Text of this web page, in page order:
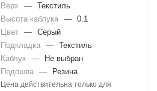
Верх
—
Текстиль
Высота каблука —
0.1
Цвет —
Серый
Подкладка —
Текстиль
Каблук —
Не выбран
Подошва — Резина
Цена действительна только для